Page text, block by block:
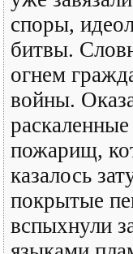
споры,
битвы.
огнем
войны.
пожарищ,
казалось
покрытые
вспыхнули